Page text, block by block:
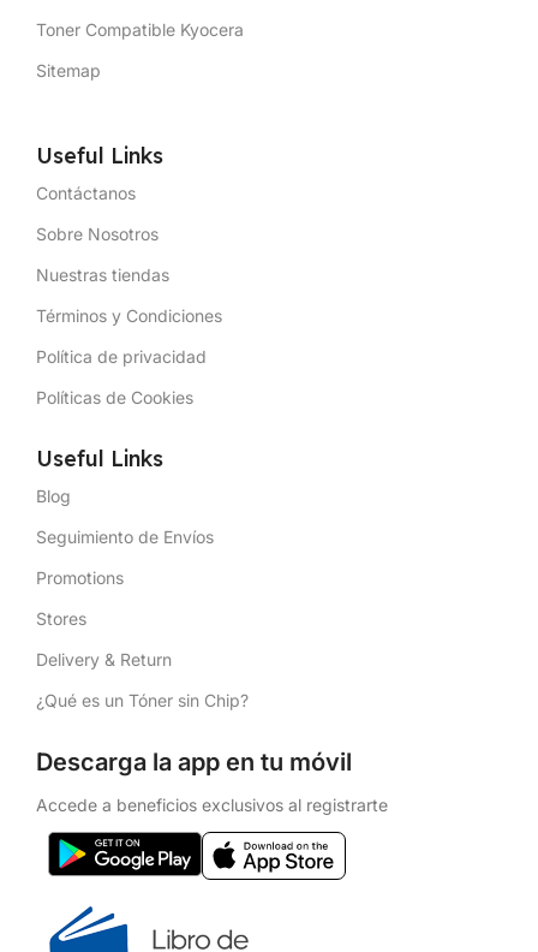
Toner Compatible Kyocera
Sitemap
Useful Links
Contáctanos
Sobre Nosotros
Nuestras tiendas
Términos y Condiciones
Política de privacidad
Políticas de Cookies
Useful Links
Blog
Seguimiento de Envíos
Promotions
Stores
Delivery & Return
¿Qué es un Tóner sin Chip?
Descarga la app en tu móvil
Accede a beneficios exclusivos al registrarte